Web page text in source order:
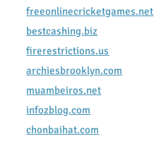
freeonlinecricketgames.net
bestcashing.biz
firerestrictions.us
archiesbrooklyn.com
muambeiros.net
infozblog.com
chonbaihat.com